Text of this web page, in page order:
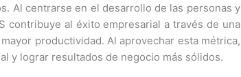
Al centrarse en el desarrollo de las personas y
contribuye al éxito empresarial a través de una
productividad. Al aprovechar esta métrica,
y lograr resultados de negocio más sólidos.